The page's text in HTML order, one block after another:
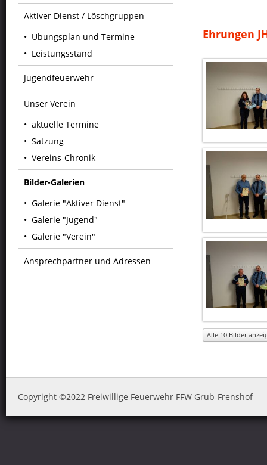
Aktiver Dienst / Löschgruppen
Übungsplan und Termine
Leistungsstand
Jugendfeuerwehr
Unser Verein
aktuelle Termine
Satzung
Vereins-Chronik
Bilder-Galerien
Galerie "Aktiver Dienst"
Galerie "Jugend"
Galerie "Verein"
Ansprechpartner und Adressen
Ehrungen
Alle 10 Bilder
Copyright ©2022 Freiwillige Feuerwehr FFW Grub-Frenshof